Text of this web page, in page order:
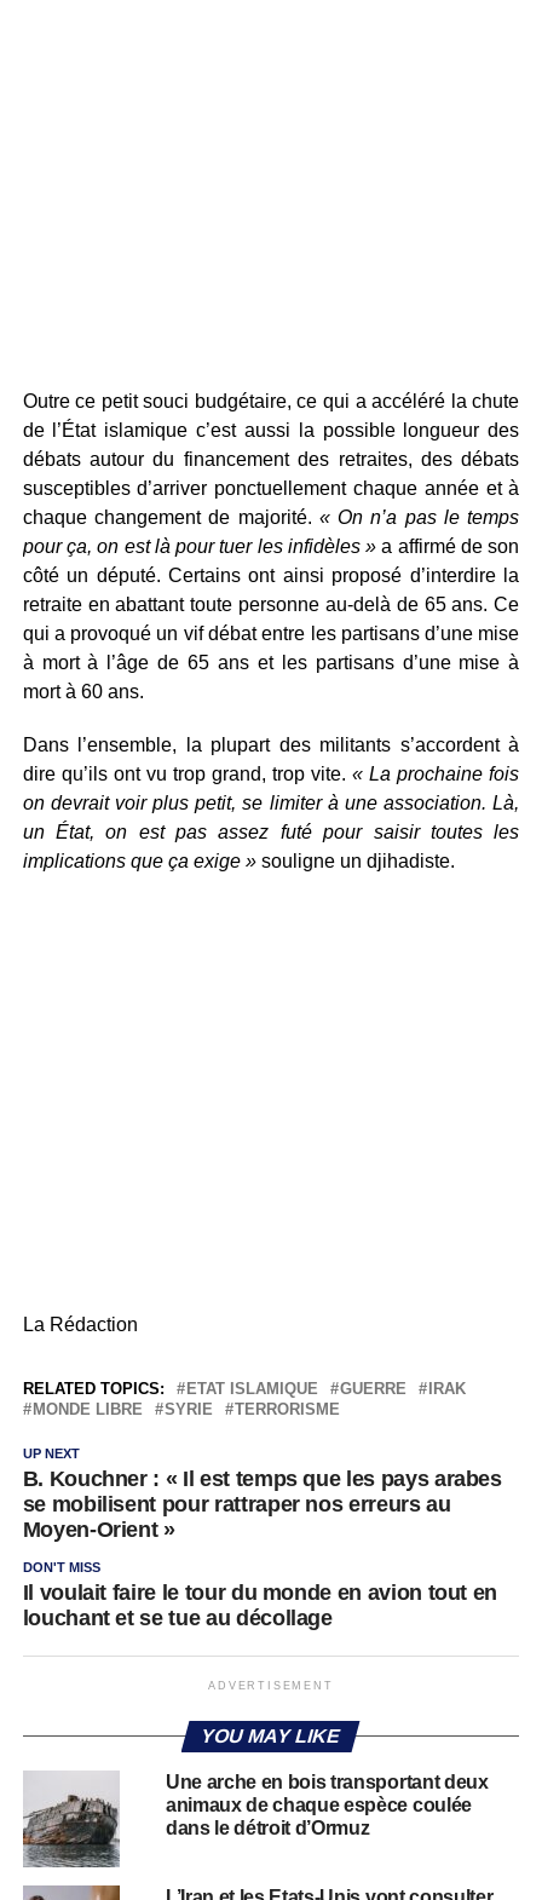
Outre ce petit souci budgétaire, ce qui a accéléré la chute
de l’État islamique c’est aussi la possible longueur des
débats autour du financement des retraites, des débats
susceptibles d’arriver ponctuellement chaque année et à
chaque changement de majorité. « On n’a pas le temps
pour ça, on est là pour tuer les infidèles » a affirmé de son
côté un député. Certains ont ainsi proposé d’interdire la
retraite en abattant toute personne au-delà de 65 ans. Ce
qui a provoqué un vif débat entre les partisans d’une mise
à mort à l’âge de 65 ans et les partisans d’une mise à
mort à 60 ans.
Dans l’ensemble, la plupart des militants s’accordent à
dire qu’ils ont vu trop grand, trop vite.« La prochaine fois
on devrait voir plus petit, se limiter à une association. Là,
un État, on est pas assez futé pour saisir toutes les
implications que ça exige »souligne un djihadiste.
La Rédaction
RELATED TOPICS: ETAT ISLAMIQUE GUERRE
IRAK
MONDE LIBRE
SYRIE TERRORISME
UP NEXT
B. Kouchner : « Il est temps que les pays arabes
se mobilisent pour rattraper nos erreurs au
Moyen-Orient »
DON'T MISS
Il voulait faire le tour du monde en avion tout en
louchant et se tue au décollage
ADVERTISEMENT
YOU MAY LIKE
Une arche en bois transportant deux
animaux de chaque espèce coulée
dans le détroit d’Ormuz